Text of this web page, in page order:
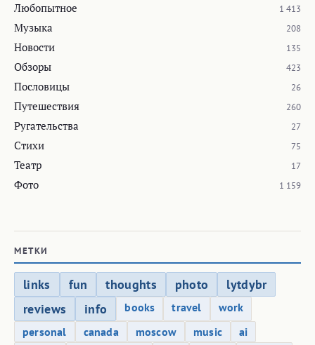
Любопытное 1 413
Музыка 208
Новости 135
Обзоры 423
Пословицы 26
Путешествия 260
Ругательства 27
Стихи 75
Театр 17
Фото 1 159
МЕТКИ
links fun thoughts photo
lytdybr
reviews
info books travel
work
personal
canada moscow music
ai